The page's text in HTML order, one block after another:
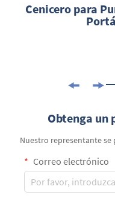
Cenicero para
Obtenga un
Nuestro representante
Correo electrónico